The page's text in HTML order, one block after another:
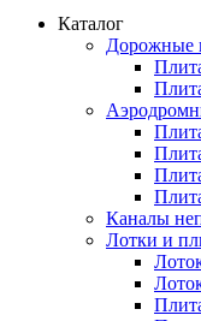
Каталог
Дорожные
Каналы
Лотки и